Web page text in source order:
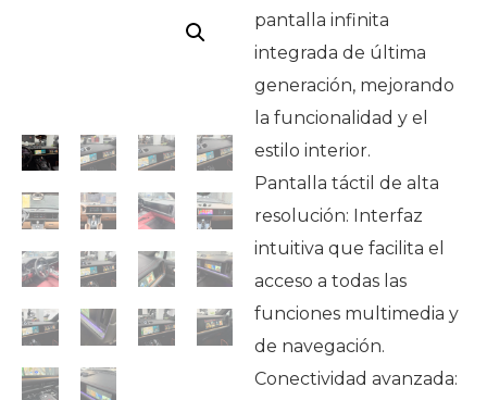
pantalla infinita
integrada de última
generación, mejorando
la funcionalidad y el
estilo interior.
Pantalla táctil de alta
resolución: Interfaz
intuitiva que facilita el
acceso a todas las
funciones multimedia y
de navegación.
Conectividad avanzada: